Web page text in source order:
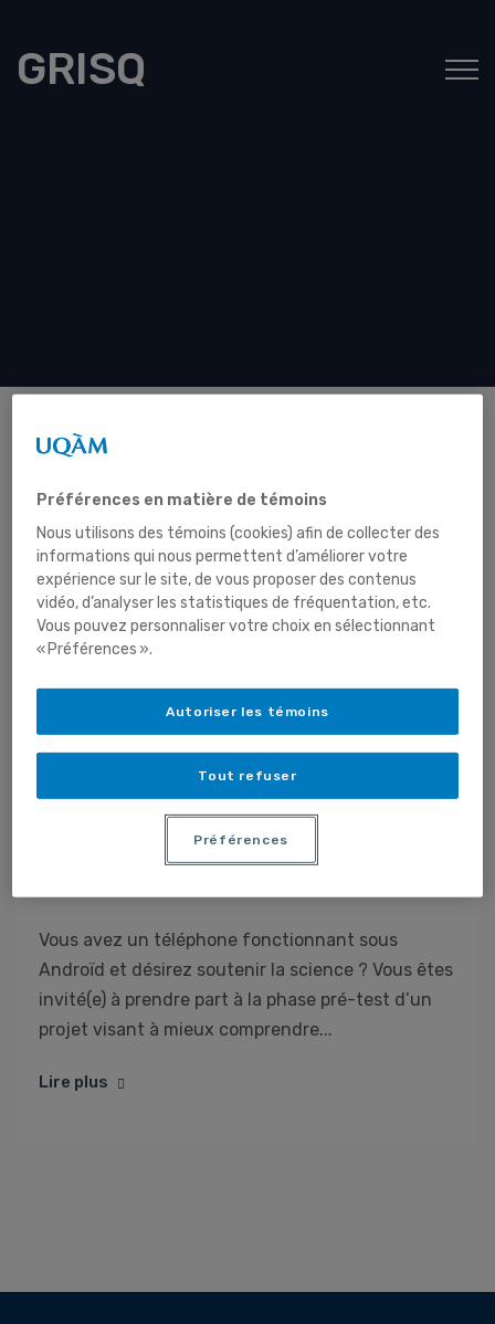
GRISQ
Soutenez la science
Vous avez un téléphone fonctionnant sous
Androïd et désirez soutenir la science ? Vous êtes
invité(e) à prendre part à la phase pré-test d’un
projet visant à mieux comprendre...
Lire plus
Préférences en matière de témoins
Nous utilisons des témoins (cookies) afin de collecter des
informations qui nous permettent d’améliorer votre
expérience sur le site, de vous proposer des contenus
vidéo, d’analyser les statistiques de fréquentation, etc.
Vous pouvez personnaliser votre choix en sélectionnant
« Préférences ».
Tout refuser
Autoriser les témoins
Préférences